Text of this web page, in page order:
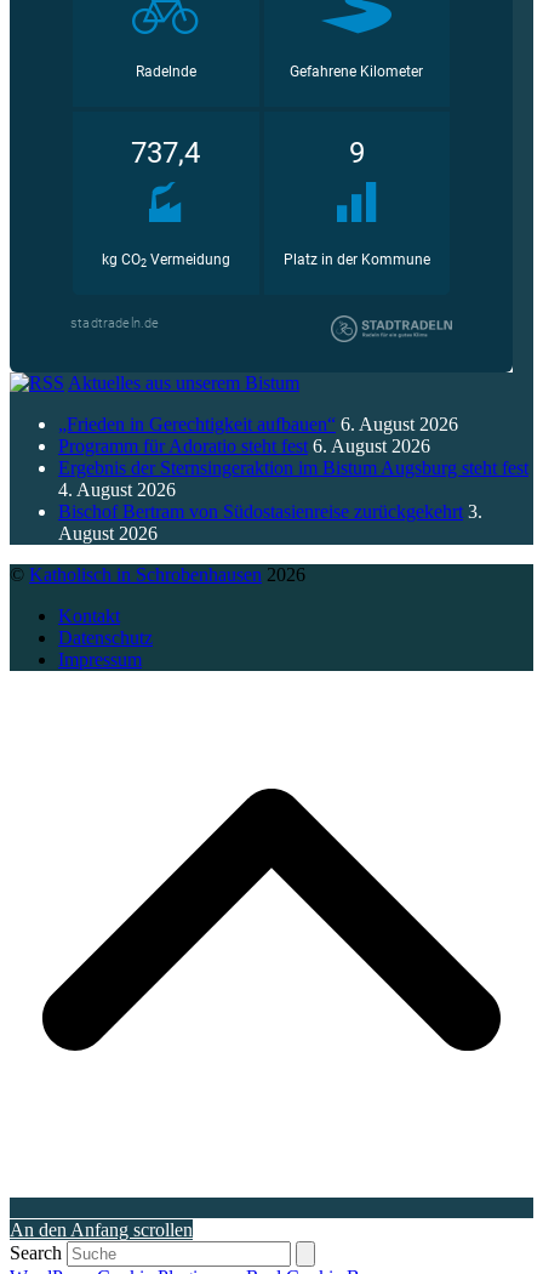
Aktuelles aus unserem Bistum
„Frieden in Gerechtigkeit aufbauen“ 6. August 2026
Programm für Adoratio steht fest 6. August 2026
Ergebnis der Sternsingeraktion im Bistum Augsburg steht fest
4. August 2026
Bischof Bertram von Südostasienreise zurückgekehrt 3.
August 2026
© Katholisch in Schrobenhausen 2026
Kontakt
Datenschutz
Impressum
An den Anfang scrollen
Search